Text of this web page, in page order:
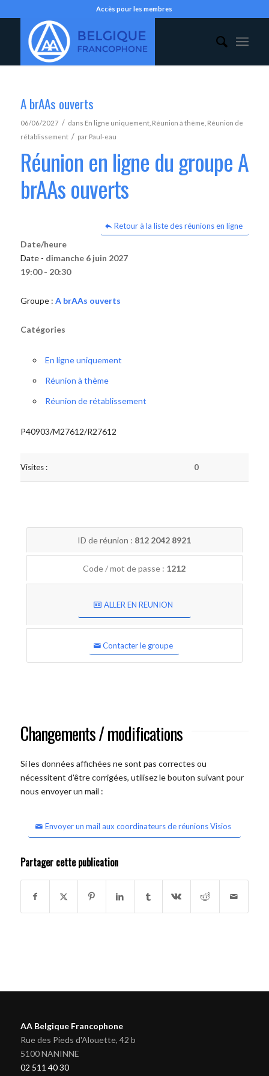
Accès pour les membres
A brAAs ouverts
06/06/2027 / dans En ligne uniquement, Réunion à thème Réunion de
rétablissement / par Paul-eau
Réunion en ligne du groupe A
brAAs ouverts
Retour à la liste des réunions en ligne
Date/heure
Date - dimanche 6 juin 2027
19:00 - 20:30
Groupe : A brAAs ouverts
Catégories
En ligne uniquement
Réunion à thème
Réunion de rétablissement
P40903/M27612/R27612
Visites : 0
ID de réunion : 812 2042 8921
Code / mot de passe : 1212
ALLER EN REUNION
Contacter le groupe
Changements / modifications
Si les données affichées ne sont pas correctes ou
nécessitent d'être corrigées, utilisez le bouton suivant pour
nous envoyer un mail :
Envoyer un mail aux coordinateurs de réunions Visios
Partager cette publication
AA Belgique Francophone
Rue des Pieds d'Alouette, 42 b
5100 NANINNE
02 511 40 30